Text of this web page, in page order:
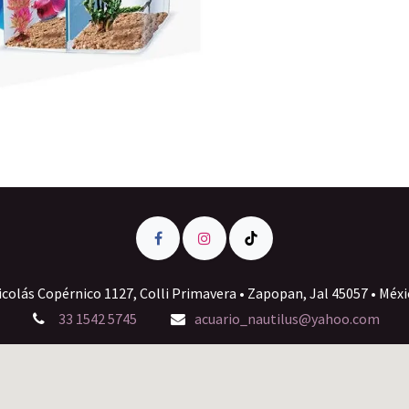
Copérnico 1127, Colli Primavera • Zapopan, Jal 45057 •
33 1542 5745
acuario_nautilus@yahoo.com